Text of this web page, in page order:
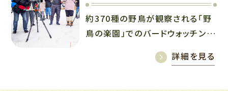
約370種の野鳥が観察される「野
鳥の楽園」でのバードウォッチング
のできない鳥たちに出会おう！
詳細を見る